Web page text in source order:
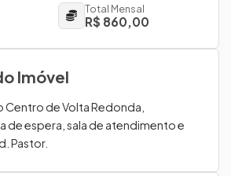
Total Mensal
R$ 860,00
Imóvel
Centro de Volta Redonda,
de espera, sala de atendimento e
Pastor.